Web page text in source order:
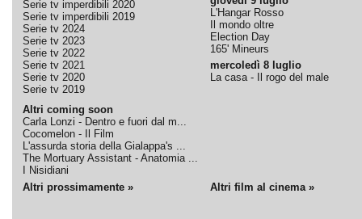
Serie tv imperdibili 2020
Serie tv imperdibili 2019
Serie tv 2024
Serie tv 2023
Serie tv 2022
Serie tv 2021
Serie tv 2020
Serie tv 2019
Altri coming soon
Carla Lonzi - Dentro e fuori dal m...
Cocomelon - Il Film
L'assurda storia della Gialappa's ...
The Mortuary Assistant - Anatomia ...
I Nisidiani
L'Hangar Rosso
Il mondo oltre
Election Day
165' Mineurs
mercoledì 8 luglio
La casa - Il rogo del male
Altri prossimamente » Altri film al cinema »